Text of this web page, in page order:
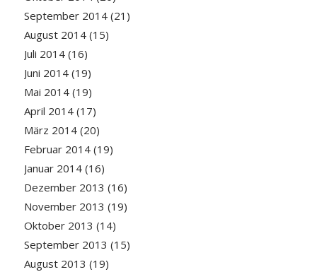
September 2014(21)
August 2014(15)
Juli 2014(16)
Juni 2014(19)
Mai 2014(19)
April 2014(17)
März 2014(20)
Februar 2014(19)
Januar 2014(16)
Dezember 2013 (16)
November 2013 (19)
Oktober 2013 (14)
September 2013 (15)
August 2013 (19)